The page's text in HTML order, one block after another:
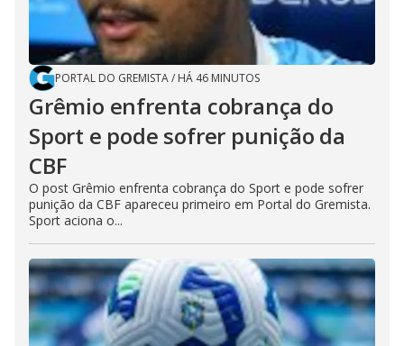
PORTAL DO GREMISTA/ HÁ 46 MINUTOS
Grêmio enfrenta cobrança do
Sport e pode sofrer punição da
CBF
O post Grêmio enfrenta cobrança do Sport e pode sofrer
punição da CBF apareceu primeiro em Portal do Gremista.
Sport aciona o...